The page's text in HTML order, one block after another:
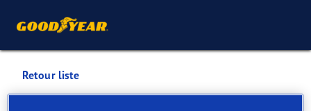
Retour liste